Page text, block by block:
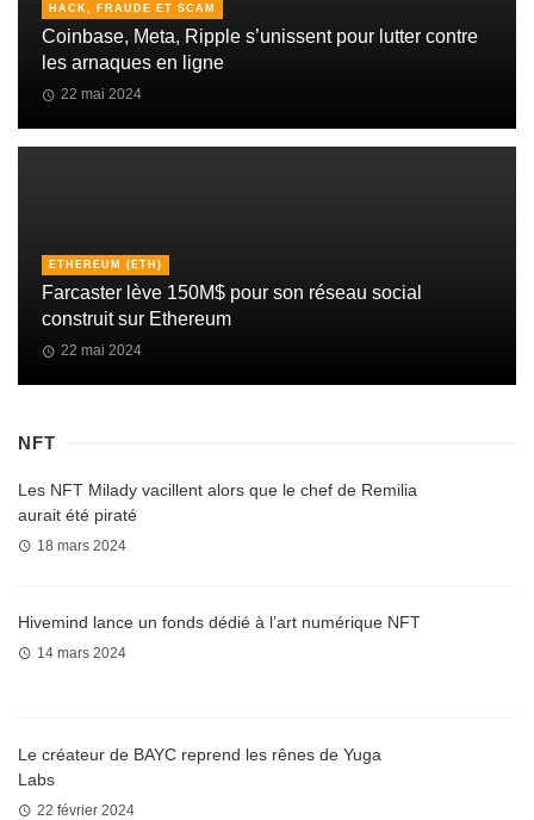
HACK, FRAUDE ET SCAM
Coinbase, Meta, Ripple s’unissent pour lutter contre
les arnaques en ligne
22 mai 2024
ETHEREUM (ETH)
Farcaster lève 150M$ pour son réseau social
construit sur Ethereum
22 mai 2024
NFT
Les NFT Milady vacillent alors que le chef de Remilia
aurait été piraté
18 mars 2024
Hivemind lance un fonds dédié à l’art numérique NFT
14 mars 2024
Le créateur de BAYC reprend les rênes de Yuga
Labs
22 février 2024